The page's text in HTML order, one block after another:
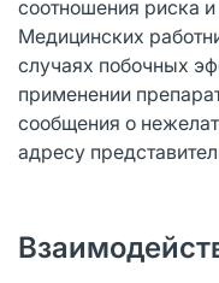
соотношения риска
Медицинских
случаях побочных
применении
сообщения о
адресу